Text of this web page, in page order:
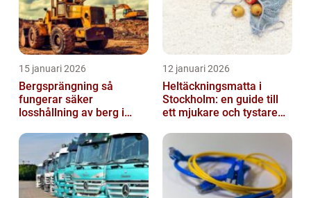
15 januari 2026
Bergsprängning så
fungerar säker
losshållning av berg i
12 januari 2026
Heltäckningsmatta i
Stockholm: en guide till
ett mjukare och tystare